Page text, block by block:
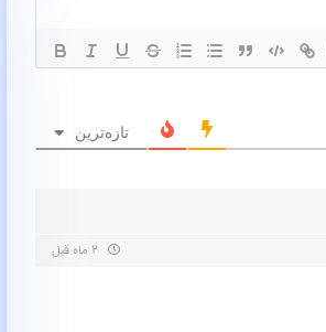
تازه‌ترین